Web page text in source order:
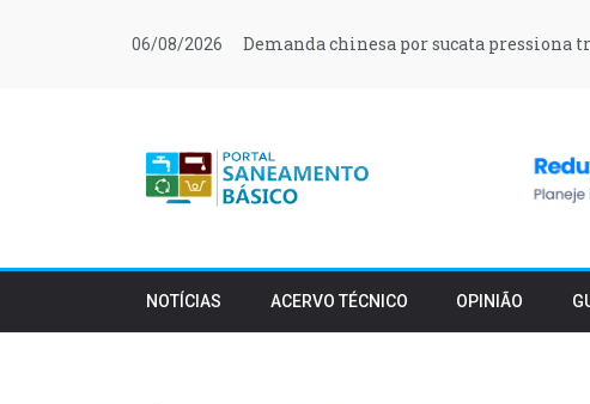
06/08/2026 Demanda chinesa por sucata pressiona
NOTÍCIAS ACERVO TÉCNICO OPINIÃO